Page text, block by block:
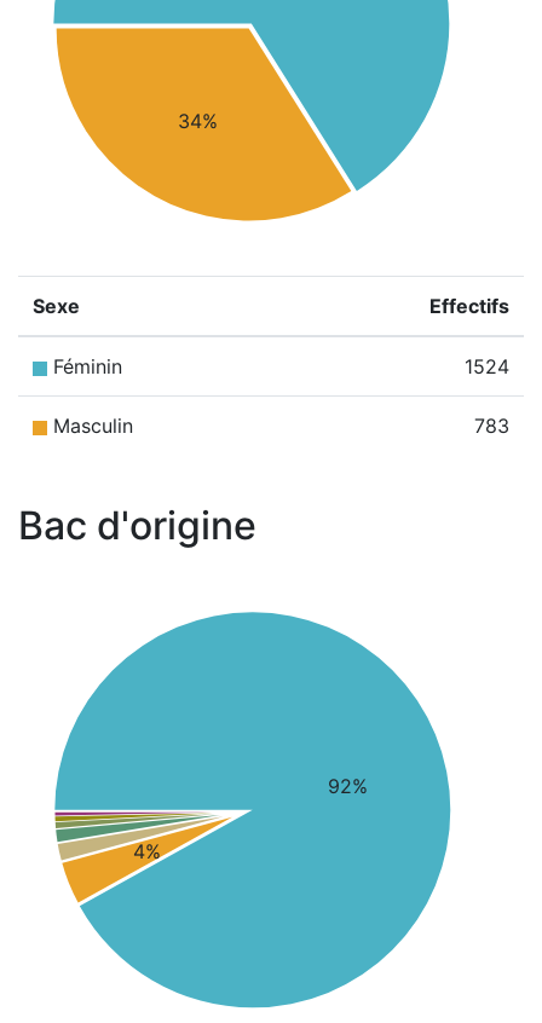
34%
Sexe Effectifs
Féminin 1524
Masculin 783
Bac d'origine
92%
4%